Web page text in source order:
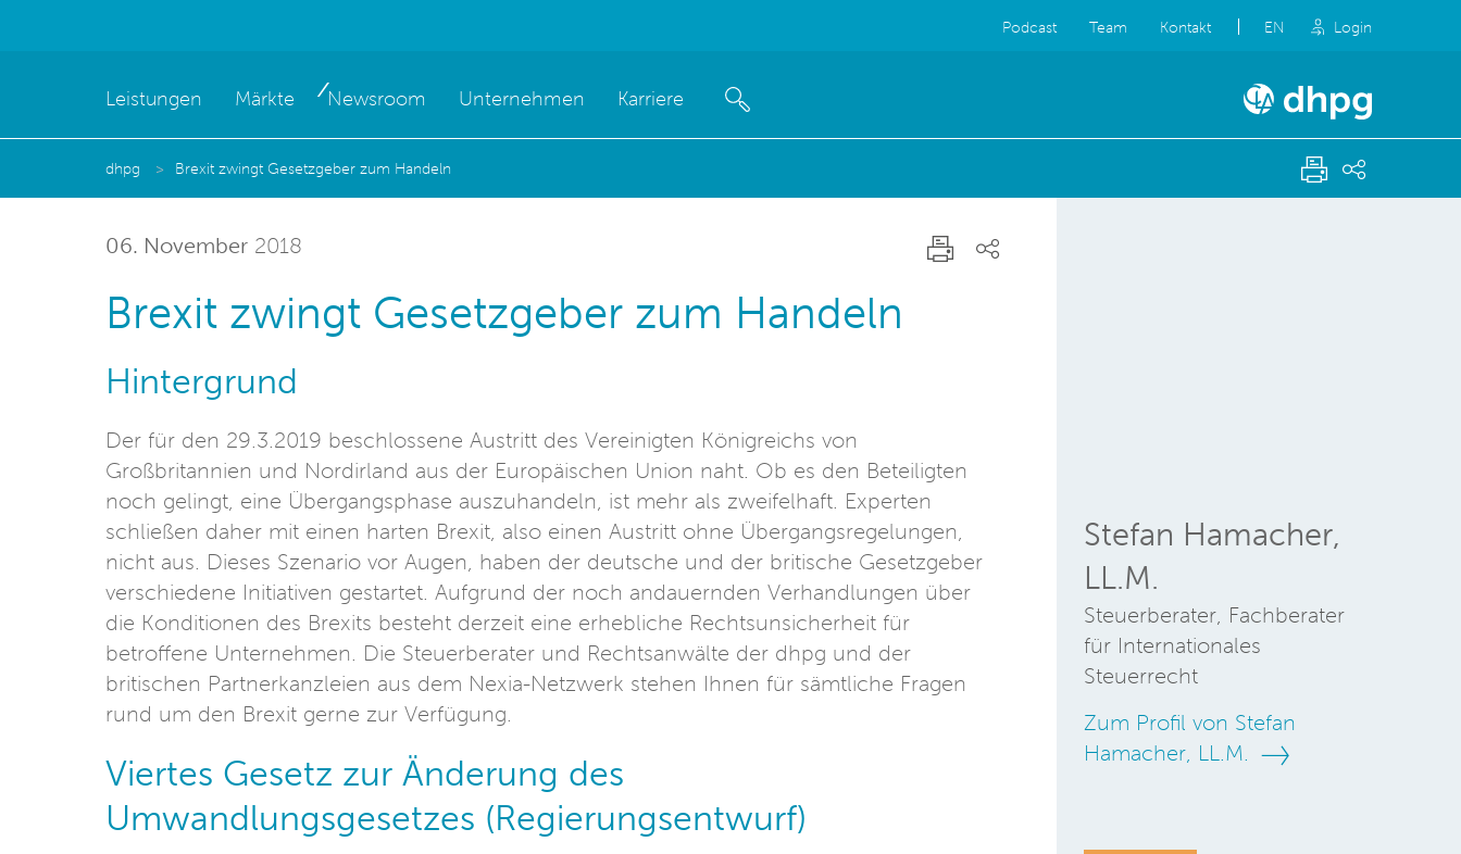
Podcast Team Kontakt EN Login
Leistungen Märkte Newsroom Unternehmen Karriere
dhpg Brexit zwingt Gesetzgeber zum Handeln
06. November 2018
Brexit zwingt Gesetzgeber zum Handeln
Hintergrund
Der für den 29.3.2019 beschlossene Austritt des Vereinigten Königreichs von
Großbritannien und Nordirland aus der Europäischen Union naht. Ob es den Beteiligten
noch gelingt, eine Übergangsphase auszuhandeln, ist mehr als zweifelhaft. Experten
schließen daher mit einen harten Brexit, also einen Austritt ohne Übergangsregelungen,
nicht aus. Dieses Szenario vor Augen, haben der deutsche und der britische Gesetzgeber
verschiedene Initiativen gestartet. Aufgrund der noch andauernden Verhandlungen über
die Konditionen des Brexits besteht derzeit eine erhebliche Rechtsunsicherheit für
betroffene Unternehmen. Die Steuerberater und Rechtsanwälte der dhpg und der
britischen Partnerkanzleien aus dem Nexia-Netzwerk stehen Ihnen für sämtliche Fragen
rund um den Brexit gerne zur Verfügung.
Viertes Gesetz zur Änderung des
Umwandlungsgesetzes (Regierungsentwurf)
Stefan Hamacher,
LL.M.
Steuerberater, Fachberater
für Internationales
Steuerrecht
Zum Profil von Stefan
Hamacher, LL.M.